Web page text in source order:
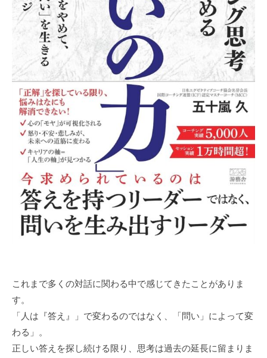
に
ご
く
だ
さ
い
。
これまで多くの対話に関わる中で感じてきたことがありま
す。
「人は『答え』」で変わるのではなく、「問い」によって変
わる」。
正しい答えを探し続ける限り、思考は過去の延長に留まりま